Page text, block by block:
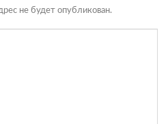
не будет опубликован.